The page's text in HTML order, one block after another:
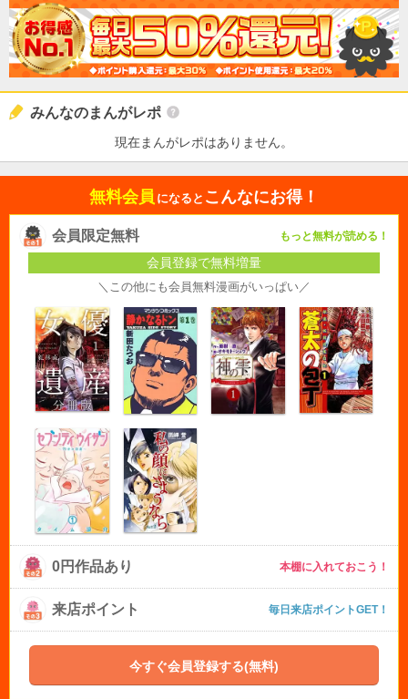
みんなのまんがレポ
現在まんがレポはありません。
無料会員 になると こんなにお得！
会員限定無料 もっと無料が読める！
会員登録で無料増量
＼この他にも会員無料漫画がいっぱい／
0円作品あり 本棚に入れておこう！
来店ポイント 毎日来店ポイントGET！
今すぐ会員登録する(無料)